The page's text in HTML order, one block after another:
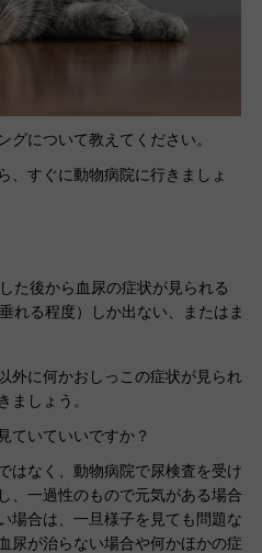
について教えてください。
、すぐに動物病院に行きましょ
た後から血尿の症状が見られる
れる程度）しか出ない、またはま
外に何かおしっこの症状が見られ
ましょう。
ていていいですか？
はなく、動物病院で尿検査を受け
、一過性のもので元気がある場合
場合は、一旦様子を見ても問題な
尿が治らない場合や何かほかの症